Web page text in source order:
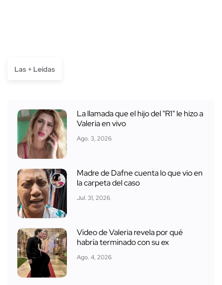
Las + Leídas
La llamada que el hijo del "R1" le hizo a
Valeria en vivo
Ago. 3, 2026
Madre de Dafne cuenta lo que vio en
la carpeta del caso
Jul. 31, 2026
Video de Valeria revela por qué
habría terminado con su ex
Ago. 4, 2026